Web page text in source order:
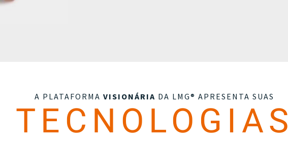
A PLATAFORMA VISIONÁRIA DA LMG® APRESENTA SUAS
TECNOLOGIAS